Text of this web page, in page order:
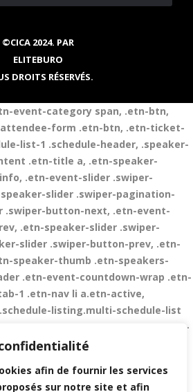
afin de fournir les services
sur notre site et afin
©CICA 2024. PAR
ELITEBURO
DROITS RÉSERVÉS.
event-category span, .etn-btn,
form .etn-btn, .etn-ticket-
list-1 .schedule-header, .speaker-
.etn-title a, .etn-speaker-
.etn-event-slider .swiper-
slider .swiper-pagination-
.swiper-button-next, .etn-event-
.etn-speaker-slider .swiper-
slider .swiper-button-prev, .etn-
speaker-thumb .etn-speakers-
.etn-event-countdown-wrap .etn-
1 .etn-nav li a.etn-active,
listing.multi-schedule-list
speaker-item.style-3 .etn-speaker-
a, .event-tab-wrapper ul li
3 ul li:before, .etn-zoom-btn,